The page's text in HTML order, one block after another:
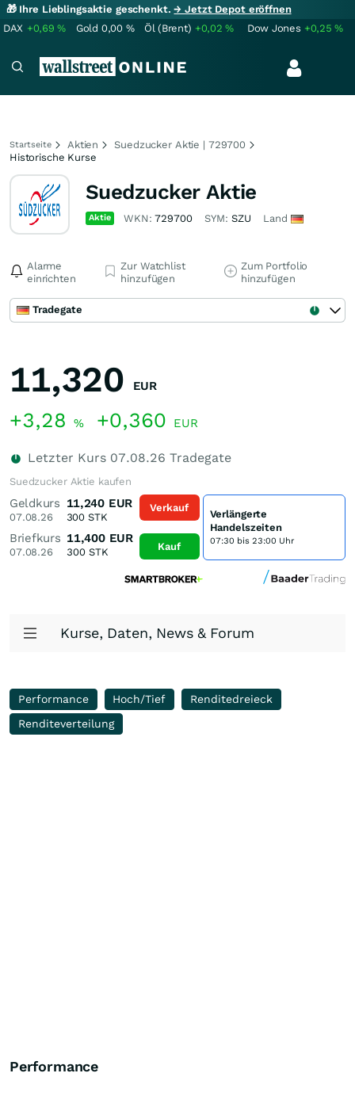
🎁 Ihre Lieblingsaktie geschenkt.→ Jetzt Depot eröffnen
DAX +0,69% Gold 0,00 % Öl (Brent) +0,02% Dow Jones +0,25%
Startseite Aktien
Suedzucker Aktie | 729700
Historische Kurse
Suedzucker Aktie
Aktie WKN:729700 SYM: SZU Land
Alarme
einrichten
Zur Watchlist
hinzufügen
Zum Portfolio
hinzufügen
Tradegate
11,320 EUR
+3,28 % +0,360 EUR
Letzter Kurs 07.08.26 Tradegate
Suedzucker Aktie kaufen
Geldkurs
07.08.26
11,240 EUR
300 STK
Briefkurs
07.08.26
11,400 EUR
300STK
Verkauf
Kauf
Verlängerte
Handelszeiten
07:30 bis 23:00 Uhr
Kurse, Daten, News & Forum
Performance Hoch/Tief
Renditedreieck
Renditeverteilung
Performance